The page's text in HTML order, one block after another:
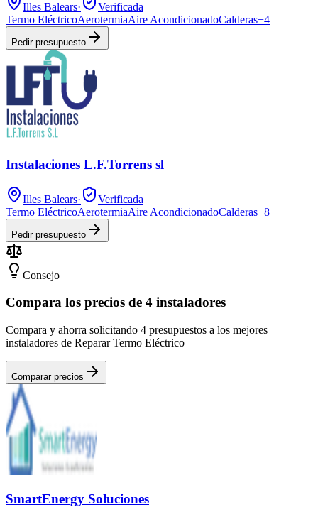
Illes Balears·
Verificada
Termo EléctricoAerotermiaAire AcondicionadoCalderas+4
Pedir presupuesto
Instalaciones L.F.Torrens sl
Illes Balears·
Verificada
Termo EléctricoAerotermiaAire AcondicionadoCalderas+8
Pedir presupuesto
Consejo
Compara los precios de 4 instaladores
Compara y ahorra solicitando 4 presupuestos a los mejores
instaladores de Reparar Termo Eléctrico
Comparar precios
SmartEnergy Soluciones